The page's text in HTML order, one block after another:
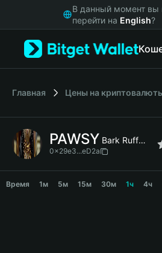
Русский
Italiano
简体中文
繁體中文
Bahasa Indonesia
В данный момент вы
перейти на English?
Главная Цены на
PAWSY Bark Ruffalo by Virtuals
0x29e3...eD2a
Время 1м 5м 15м 30м 1ч 4ч